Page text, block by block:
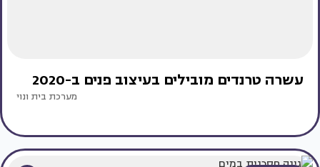
עשרה טרנדים מובילים בעיצוב פנים ב-2020
מערכת בית ונוי